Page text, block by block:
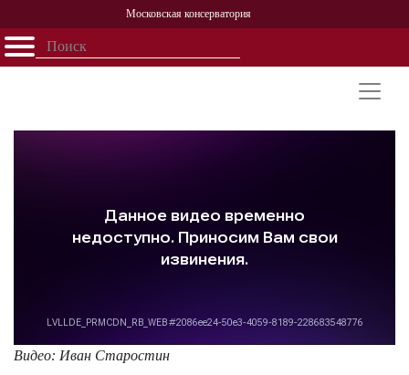
Московская консерватория
Открыть - закрыть
Персоналии
История
Видео: Иван Старостин